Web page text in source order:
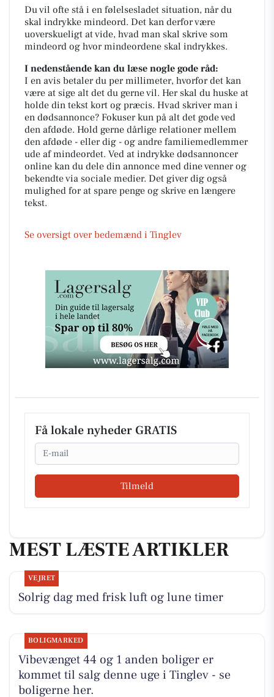
Du vil ofte stå i en følelsesladet situation, når du
skal indrykke mindeord. Det kan derfor være
uoverskueligt at vide, hvad man skal skrive som
mindeord og hvor mindeordene skal indrykkes.
I nedenstående kan du læse nogle gode råd:
I en avis betaler du per millimeter, hvorfor det kan
være at sige alt det du gerne vil. Her skal du huske at
holde din tekst kort og præcis. Hvad skriver man i
en dødsannonce? Fokuser kun på alt det gode ved
den afdøde. Hold gerne dårlige relationer mellem
den afdøde - eller dig - og andre familiemedlemmer
ude af mindeordet. Ved at indrykke dødsannoncer
online kan du dele din annonce med dine venner og
bekendte via sociale medier. Det giver dig også
mulighed for at spare penge og skrive en længere
tekst.
Se oversigt over bedemænd i Tinglev
Få lokale nyheder GRATIS
Email
Tilmeld
MEST LÆSTE ARTIKLER
VEJRET
Solrig dag med frisk luft og lune timer
BOLIGMARKED
Vibevænget 44 og 1 anden boliger er
kommet til salg denne uge i Tinglev - se
boligerne her.